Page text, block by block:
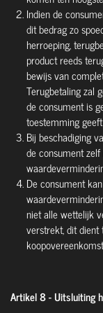
Indien de
dit bedrag zo
herroeping,
product reeds
bewijs van
Terugbetaling zal
de consument is
toestemming
Bij beschadiging
de consument
De consument
niet alle wettelijk
verstrekt, dit dient
Artikel 8 - Uitsluiting